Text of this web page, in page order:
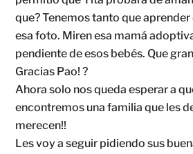
que? Tenemos tanto que
esa foto. Miren esa mamá
pendiente de esos bebés. Que
Gracias Pao!?
Ahora solo nos queda esperar a
encontremos una familia que les
merecen!!
Les voy a seguir pidiendo sus